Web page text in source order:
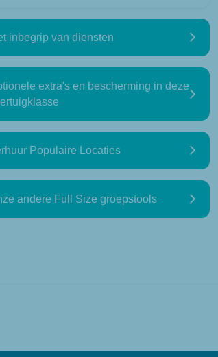
inbegrip van diensten
extra's en bescherming in deze
Populaire Locaties
andere Full Size groepstools